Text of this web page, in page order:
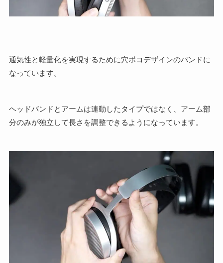
通気性と軽量化を実現するために穴ボコデザインのバンドに
なっています。
ヘッドバンドとアームは連動したタイプではなく、アーム部
分のみが独立して長さを調整できるようになっています。